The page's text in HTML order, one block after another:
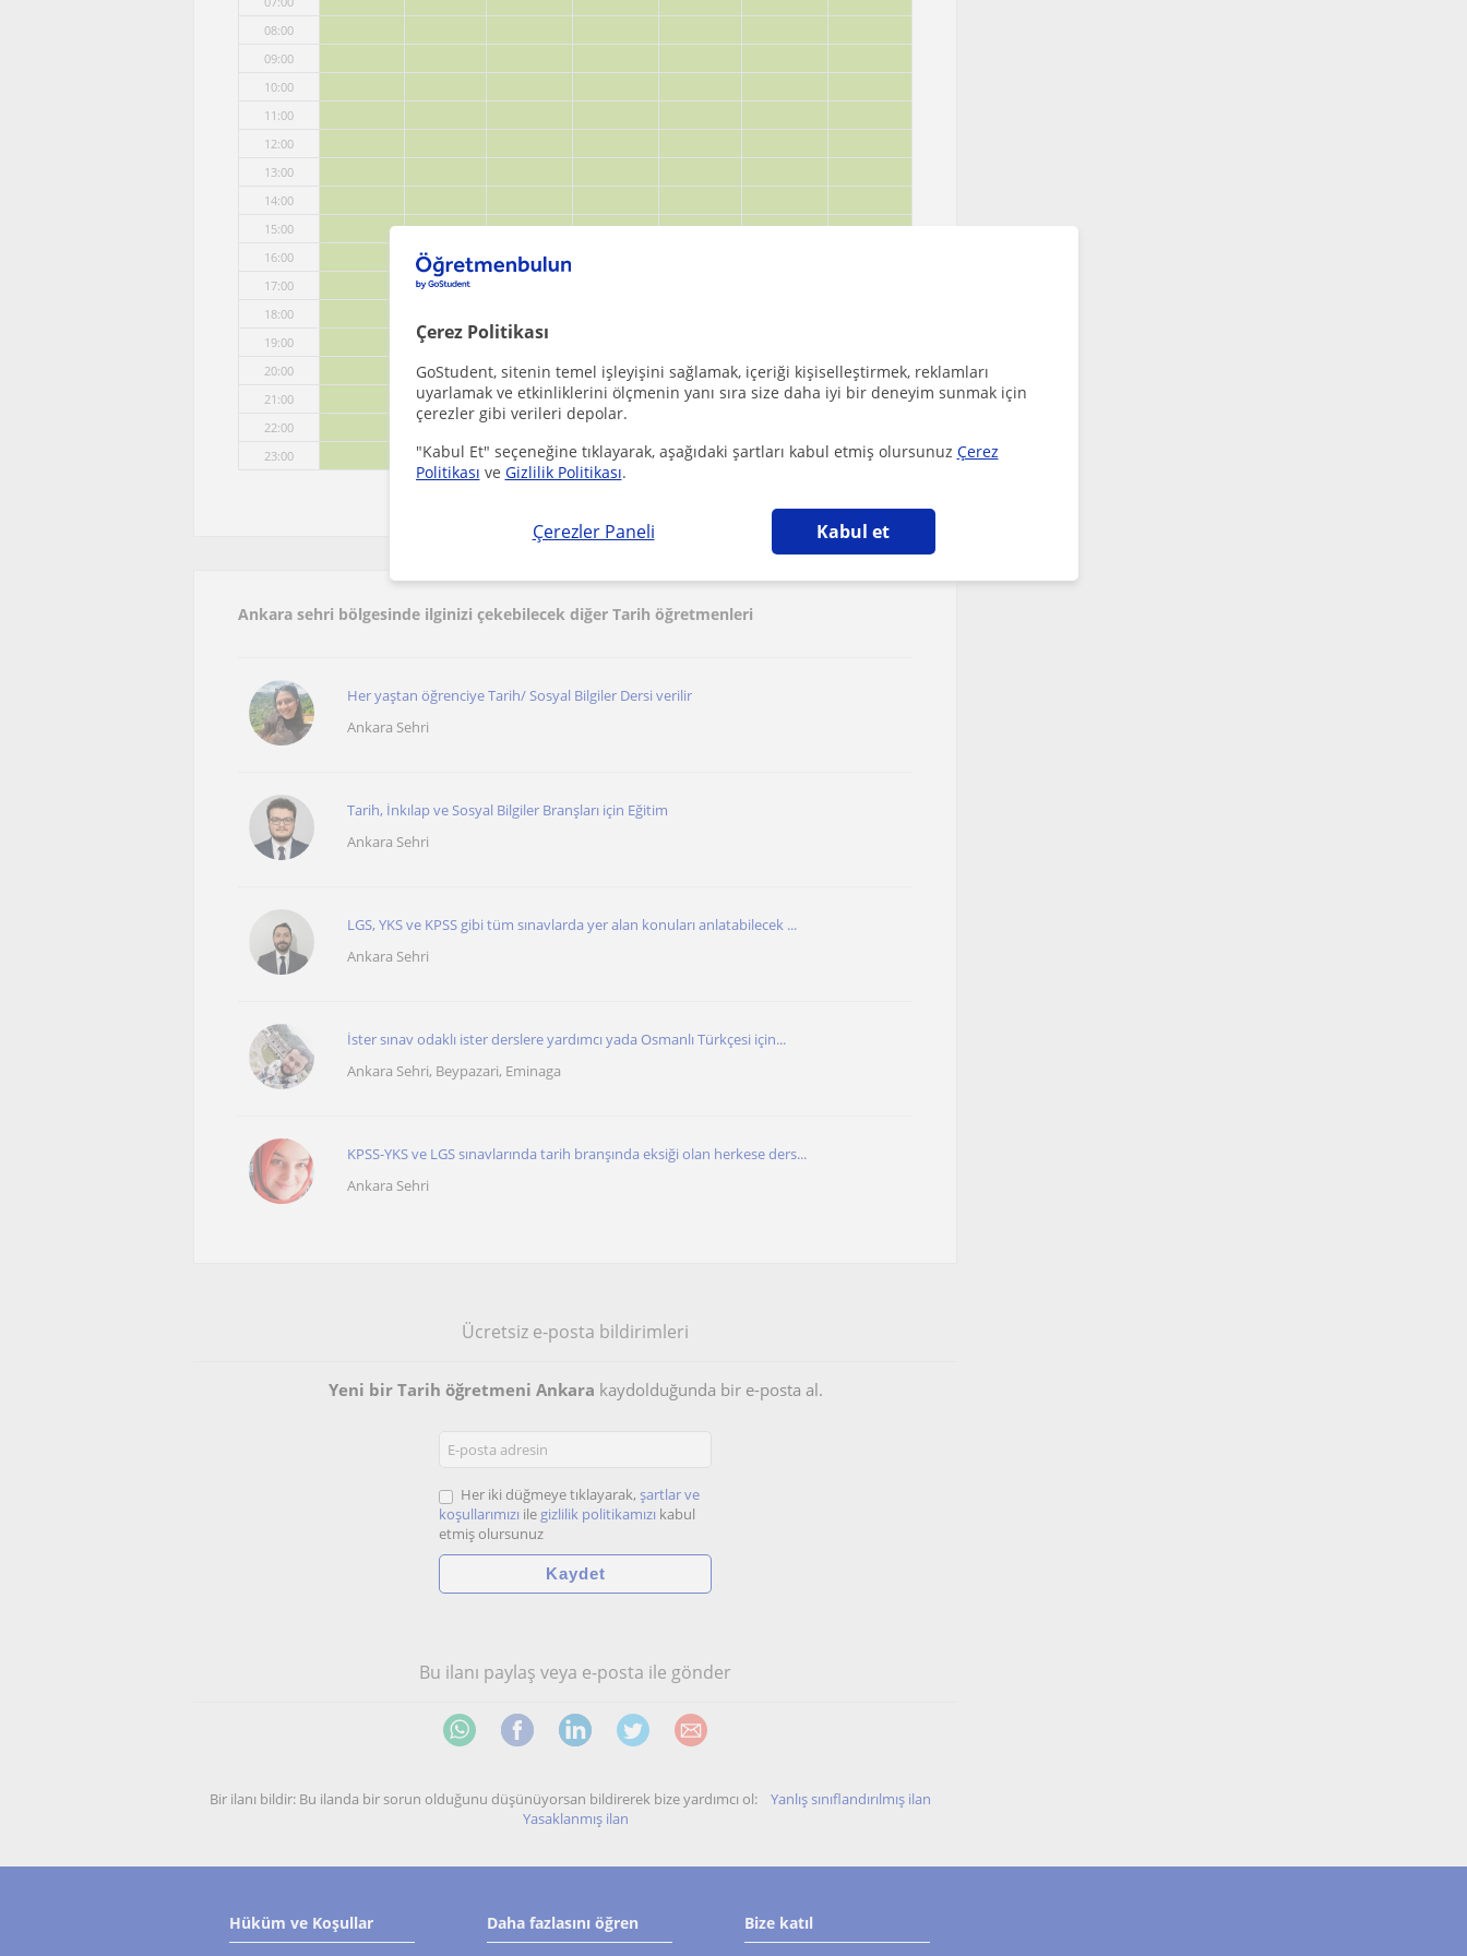
Çerez Politikası
GoStudent, sitenin temel işleyişini sağlamak, içeriği kişiselleştirmek, reklamları
uyarlamak ve etkinliklerini ölçmenin yanı sıra size daha iyi bir deneyim sunmak için
çerezler gibi verileri depolar.
"Kabul Et" seçeneğine tıklayarak, aşağıdaki şartları kabul etmiş olursunuz Çerez
Politikası ve Gizlilik Politikası.
Çerezler Paneli Kabul et
08:00
09:00
10:00
11:00
12:00
13:00
14:00
15:00
16:00
17:00
18:00
19:00
20:00
21:00
22:00
23:00
Ankara sehri bölgesinde ilginizi çekebilecek diğer Tarih öğretmenleri
Her yaştan öğrenciye Tarih/ Sosyal Bilgiler Dersi verilir
Ankara Sehri
Tarih, İnkılap ve Sosyal Bilgiler Branşları için Eğitim
Ankara Sehri
LGS, YKS ve KPSS gibi tüm sınavlarda yer alan konuları anlatabilecek ...
Ankara Sehri
İster sınav odaklı ister derslere yardımcı yada Osmanlı Türkçesi için...
Ankara Sehri, Beypazari, Eminaga
KPSS-YKS ve LGS sınavlarında tarih branşında eksiği olan herkese ders...
Ankara Sehri
Ücretsiz e-posta bildirimleri
Yeni bir Tarih öğretmeni Ankara kaydolduğunda bir e-posta al.
Her iki düğmeye tıklayarak, şartlar ve
koşullarımızı ile gizlilik politikamızı kabul
etmiş olursunuz
Bu ilanı paylaş veya e-posta ile gönder
Bir ilanı bildir: Bu ilanda bir sorun olduğunu düşünüyorsan bildirerek bize yardımcı ol: Yanlış sınıflandırılmış ilan
Yasaklanmış ilan
Hüküm ve Koşullar Daha fazlasını öğren Bize katıl